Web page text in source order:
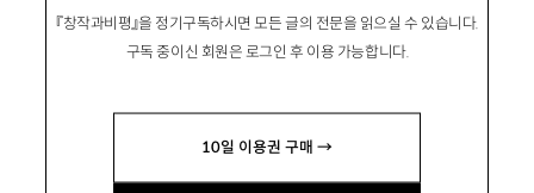
『창작과비평』을 정기구독하시면 모든 글의 전문을 읽으실 수 있습니다.
구독 중이신 회원은 로그인 후 이용 가능합니다.
10일 이용권 구매 →